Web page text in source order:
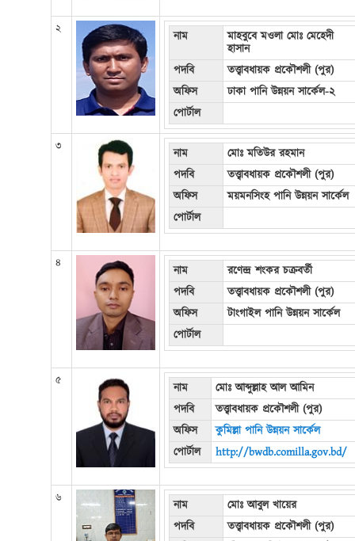
২ নাম
মাহবুবে মওলা মোঃ মেহেদী
হাসান
পদবি
তত্ত্বাবধায়ক প্রকৌশলী (পুর)
অফিস
ঢাকা পানি উন্নয়ন সার্কেল-২
পোর্টাল
৩ নাম
মোঃ মতিউর রহমান
পদবি
তত্ত্বাবধায়ক প্রকৌশলী (পুর)
অফিস
ময়মনসিংহ পানি উন্নয়ন সার্কেল
পোর্টাল
৪ নাম
রণেন্দ্র শংকর চক্রবর্তী
পদবি
তত্ত্বাবধায়ক প্রকৌশলী (পুর)
অফিস
টাংগাইল পানি উন্নয়ন সার্কেল
পোর্টাল
৫ নাম
মোঃ আব্দুল্লাহ আল আমিন
পদবি
তত্ত্বাবধায়ক প্রকৌশলী (পুর)
অফিস
কুমিল্লা পানি উন্নয়ন সার্কেল
পোর্টাল
http://bwdb.comilla.gov.bd/
৬ নাম
মোঃ আবুল খায়ের
পদবি
তত্ত্বাবধায়ক প্রকৌশলী (পুর)